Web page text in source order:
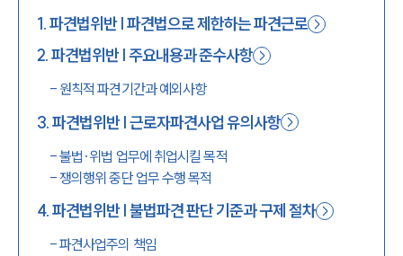
1.파견법위반 | 파견법으로 제한하는 파견근로
2.파견법위반 | 주요내용과 준수사항
- 원칙적 파견기간과 예외사항
3.파견법위반 | 근로자파견사업 유의사항
-불법·위법 업무에 취업시킬 목적
- 쟁의행위 중단 업무 수행 목적
4.파견법위반 | 불법파견 판단 기준과 구제 절차
-파견사업주의 책임